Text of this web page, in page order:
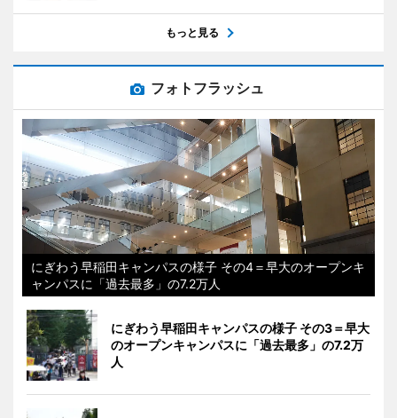
もっと見る
フォトフラッシュ
にぎわう早稲田キャンパスの様子 その4＝早大のオープンキ
ャンパスに「過去最多」の7.2万人
にぎわう早稲田キャンパスの様子 その3＝早大
のオープンキャンパスに「過去最多」の7.2万
人